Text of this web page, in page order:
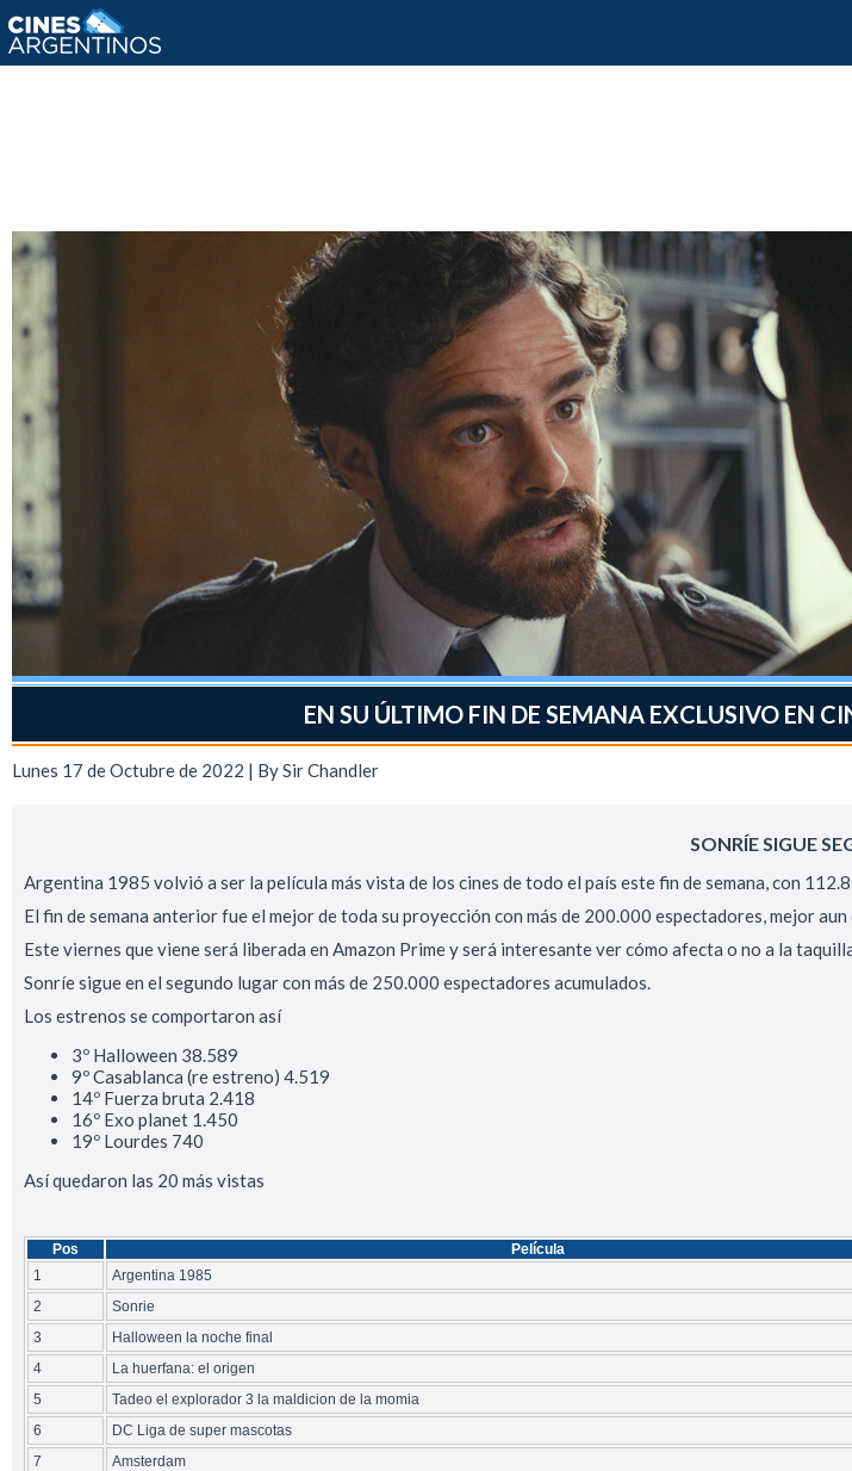
EN SU ÚLTIMO FIN DE SEMANA EXCLUSIVO EN
Lunes 17 de Octubre de 2022 | BySir Chandler
SONRÍE SIGUE
Argentina 1985 volvió a ser la película más vista de los cines de todo el país este fin de semana, con
El fin de semana anterior fue el mejor de toda su proyección con más de 200.000 espectadores, mejor aun
Este viernes que viene será liberada en Amazon Prime y será interesante ver cómo afecta o no a la
Sonríe sigue en el segundo lugar con más de 250.000 espectadores acumulados.
Los estrenos se comportaron así
3º Halloween 38.589
9º Casablanca (re estreno) 4.519
14º Fuerza bruta 2.418
16º Exo planet 1.450
19º Lourdes 740
Así quedaron las 20 más vistas
Pos Película
1
Argentina 1985
2
Sonrie
3
Halloween la noche final
4
La huerfana: el origen
5
Tadeo el explorador 3 la maldicion de la momia
6
DC Liga de super mascotas
7
Amsterdam